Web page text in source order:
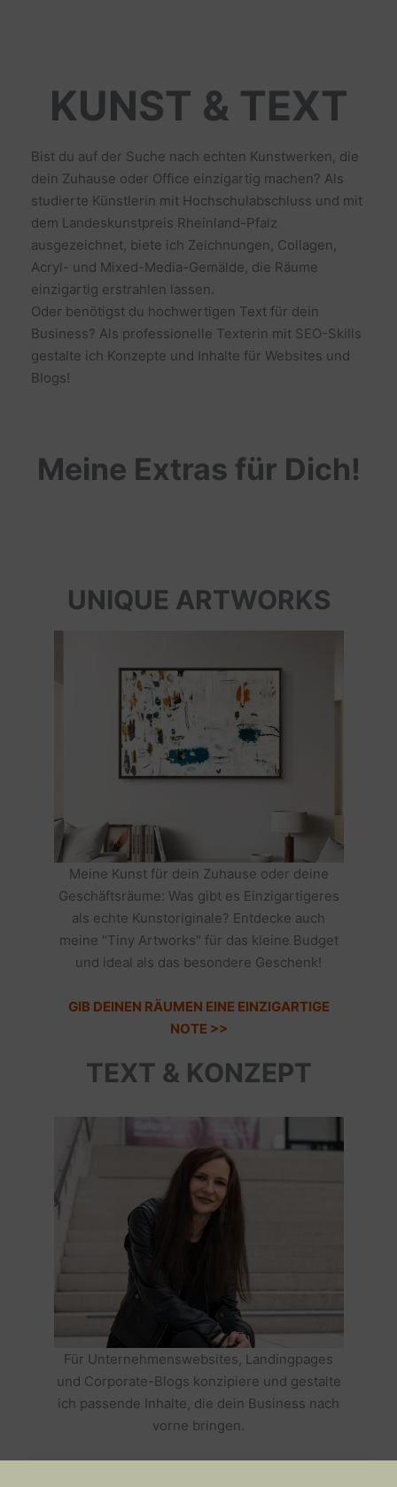
KUNST & TEXT
Bist du auf der Suche nach echten Kunstwerken, die
dein Zuhause oder Office einzigartig machen? Als
studierte Künstlerin mit Hochschulabschluss und mit
dem Landeskunstpreis Rheinland-Pfalz
ausgezeichnet, biete ich Zeichnungen, Collagen,
Acryl- und Mixed-Media-Gemälde, die Räume
einzigartig erstrahlen lassen.
Oder benötigst du hochwertigen Text für dein
Business? Als professionelle Texterin mit SEO-Skills
gestalte ich Konzepte und Inhalte für Websites und
Blogs!
Meine Extras für Dich!
UNIQUE ARTWORKS
Meine Kunst für dein Zuhause oder deine
Geschäftsräume: Was gibt es Einzigartigeres
als echte Kunstoriginale? Entdecke auch
meine "Tiny Artworks" für das kleine Budget
und ideal als das besondere Geschenk!
GIB DEINEN RÄUMEN EINE EINZIGARTIGE
NOTE >>
TEXT & KONZEPT
Für Unternehmenswebsites, Landingpages
und Corporate-Blogs konzipiere und gestalte
ich passende Inhalte, die dein Business nach
vorne bringen.